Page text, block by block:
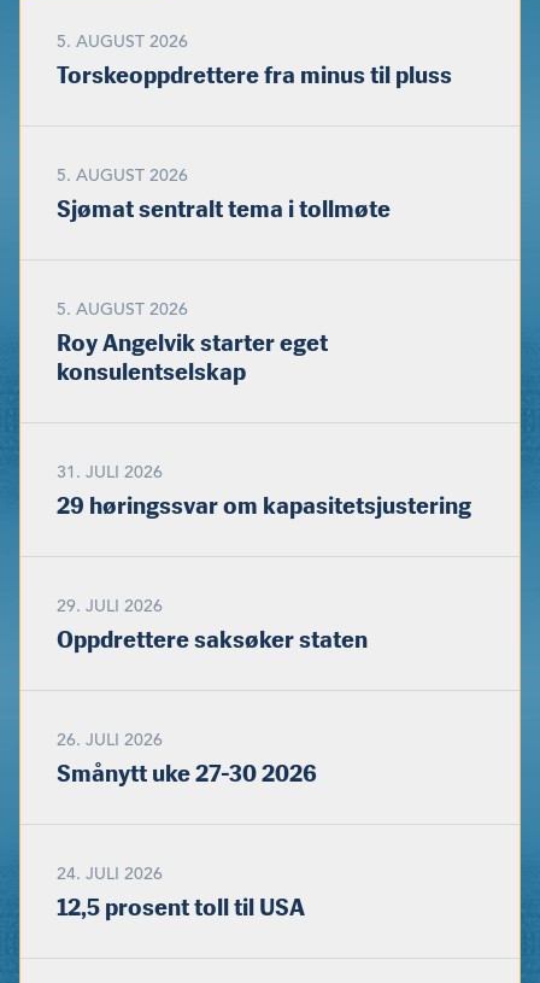
5. AUGUST 2026
Torskeoppdrettere fra minus til pluss
5. AUGUST 2026
Sjømat sentralt tema i tollmøte
5. AUGUST 2026
Roy Angelvik starter eget
konsulentselskap
31. JULI 2026
29 høringssvar om kapasitetsjustering
29. JULI 2026
Oppdrettere saksøker staten
26. JULI 2026
Smånytt uke 27-30 2026
24. JULI 2026
12,5 prosent toll til USA